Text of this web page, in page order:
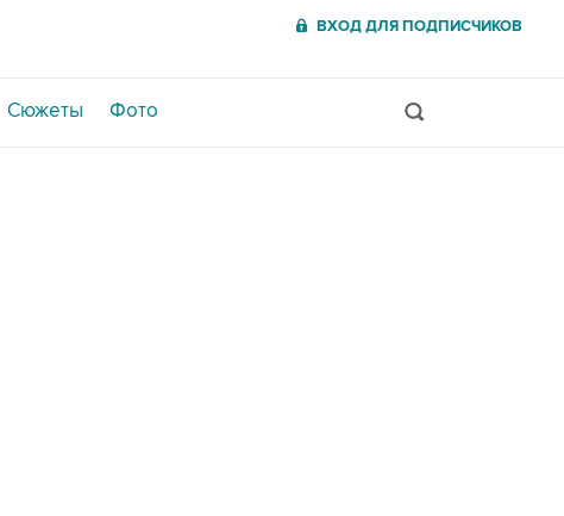
ВХОД ДЛЯ ПОДПИСЧИКОВ
Сюжеты Фото